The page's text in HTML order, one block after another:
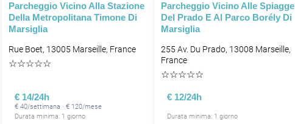
Parcheggio Vicino Alla Stazione
Della Metropolitana Timone Di
Marsiglia
Rue Boet, 13005 Marseille, France
☆☆☆☆☆
€ 14/24h
€ 40/settimana · € 120/mese
Durata minima: 1 giorno
Parcheggio Vicino Alle Spiagge
Del Prado E Al Parco Borély Di
Marsiglia
255 Av. Du Prado, 13008 Marseille,
France
☆☆☆☆☆
€ 12/24h
Durata minima: 1 giorno